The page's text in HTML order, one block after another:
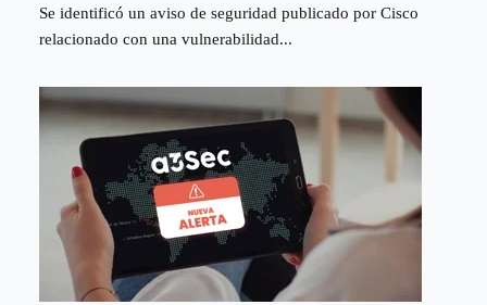
Se identificó un aviso de seguridad publicado por Cisco
relacionado con una vulnerabilidad...